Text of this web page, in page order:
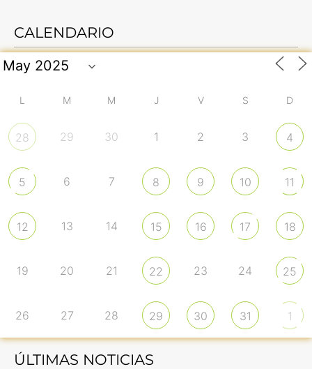
CALENDARIO
L M M J V S D
28 29 30 1 2 3 4
5 6 7 8 9 10 11
12 13 14 15 16 17 18
19 20 21 22 23 24 25
26 27 28 29 30 31 1
ÚLTIMAS NOTICIAS